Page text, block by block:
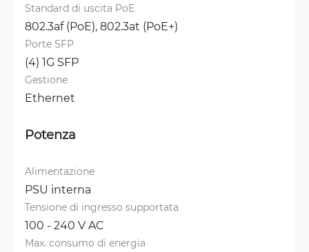
Standard di uscita PoE
802.3af (PoE), 802.3at (PoE+)
Porte SFP
(4) 1G SFP
Gestione
Ethernet
Potenza
Alimentazione
PSU interna
Tensione di ingresso supportata
100 - 240 V AC
Max. consumo di energia